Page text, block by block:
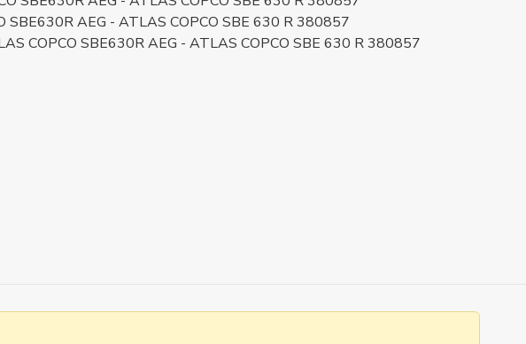
SBE630R AEG - ATLAS COPCO SBE 630 R 380857
COPCO SBE630R AEG - ATLAS COPCO SBE 630 R 380857